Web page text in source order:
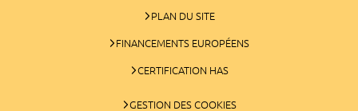
PLAN DU SITE
FINANCEMENTS EUROPÉENS
CERTIFICATION HAS
GESTION DES COOKIES